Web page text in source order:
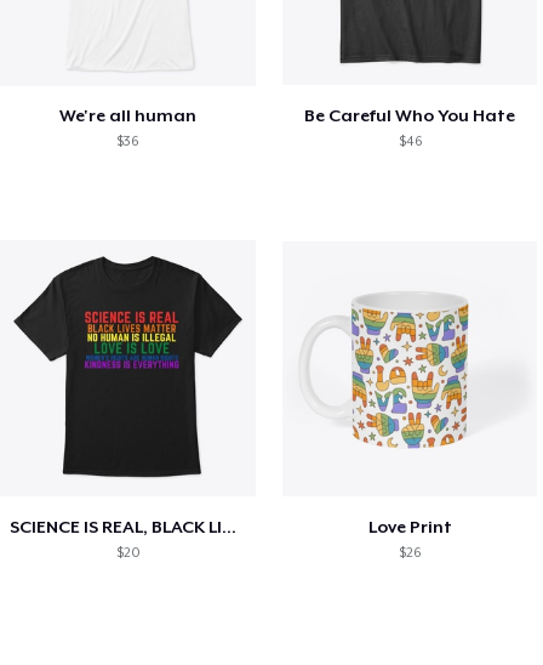
We're all human
$36
Be Careful Who You Hate
$46
SCIENCE IS REAL, BLACK LIVES MATTER
$20
Love Print
$26